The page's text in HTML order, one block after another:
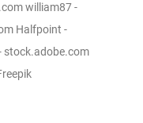
william87 -
Halfpoint -
stock.adobe.com